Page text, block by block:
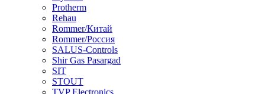
Protherm
Rehau
Rommer/Китай
Rommer/Россия
SALUS-Controls
Shir Gas Pasargad
SIT
STOUT
TVP Electronics